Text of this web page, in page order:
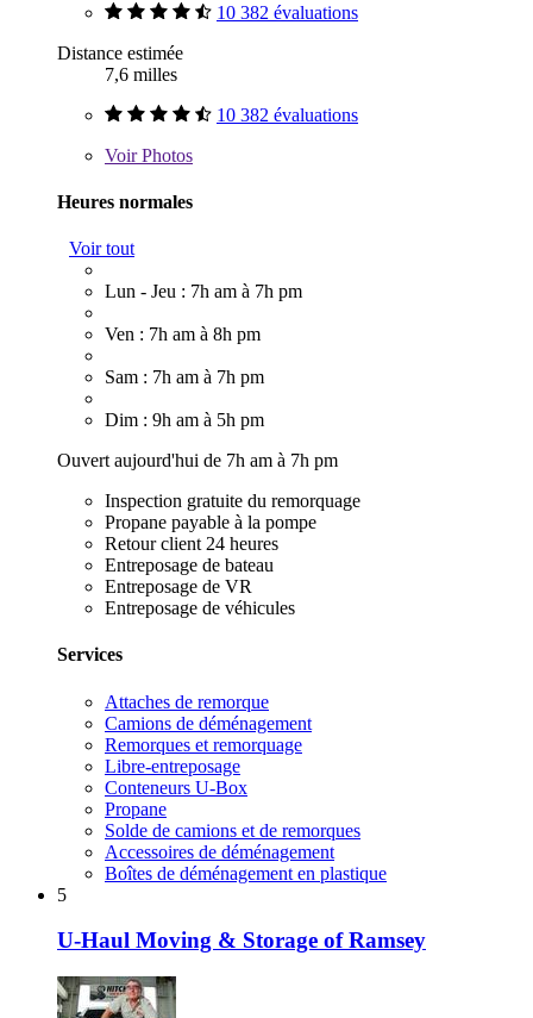
10 382 évaluations
Distance estimée
7,6 milles
10 382 évaluations
VoirPhotos
Heures normales
Voir tout
Lun - Jeu : 7h am à 7h pm
Ven : 7h am à 8h pm
Sam : 7h am à 7h pm
Dim : 9h am à 5h pm
Ouvert aujourd'hui de 7h am à 7h pm
Inspection gratuite du remorquage
Propane payable à la pompe
Retour client 24 heures
Entreposage de bateau
Entreposage de VR
Entreposage de véhicules
Services
Attaches de remorque
Camions de déménagement
Remorques et remorquage
Libre-entreposage
Conteneurs U-Box
Propane
Solde de camions et de remorques
Accessoires de déménagement
Boîtes de déménagement en plastique
5
U-Haul Moving & Storage of Ramsey